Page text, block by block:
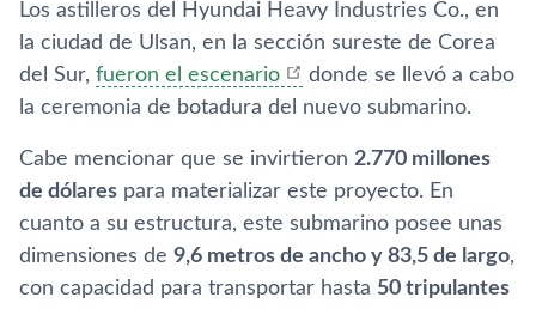
Los astilleros del Hyundai Heavy Industries Co., en
la ciudad de Ulsan, en la sección sureste de Corea
del Sur, fueron el escenario
donde se llevó a cabo
la ceremonia de botadura del nuevo submarino.
Cabe mencionar que se invirtieron 2.770 millones
de dólares para materializar este proyecto. En
cuanto a su estructura, este submarino posee unas
dimensiones de 9,6 metros de ancho y 83,5 de largo,
con capacidad para transportar hasta 50 tripulantes